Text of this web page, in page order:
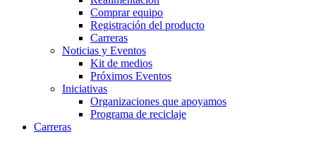
Comprar equipo
Registración del producto
Carreras
Noticias y Eventos
Kit de medios
Próximos Eventos
Iniciativas
Organizaciones que apoyamos
Programa de reciclaje
Carreras